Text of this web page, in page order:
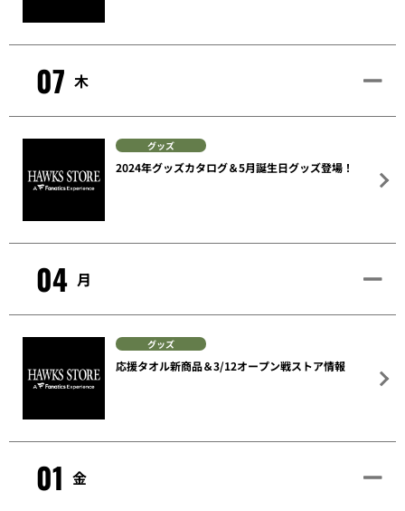
07 木
グッズ
2024年グッズカタログ＆5月誕生日グッズ登場！
04 月
グッズ
応援タオル新商品＆3/12オープン戦ストア情報
01 金